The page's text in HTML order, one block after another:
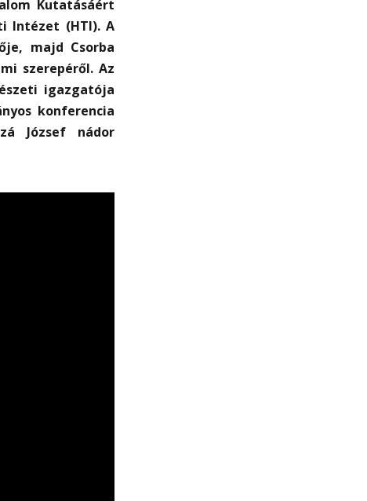
Kutatásáért
Intézet (HTI). A
majd Csorba
szerepéről. Az
igazgatója
konferencia
József nádor